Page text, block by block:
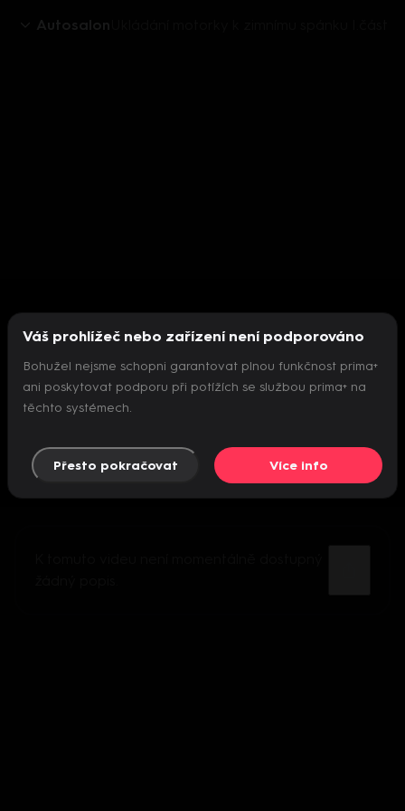
Autosalon
Nepodařilo se inicializovat přehrávač
Váš prohlížeč nebo zařízení není podporováno
Bohužel nejsme schopni garantovat plnou funkčnost prima+
ani poskytovat podporu při potížích se službou prima+ na
těchto systémech.
Přesto pokračovat Více info